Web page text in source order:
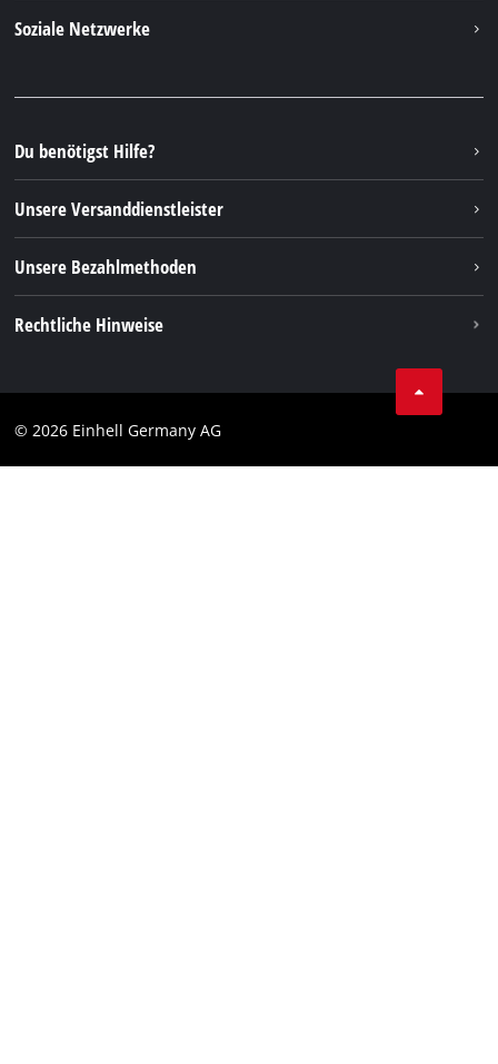
Nachhaltigkeit
FAQs
Rücksendungen / Widerruf
Verpackungsrichtlinien
Hinweise zur Batterieentsorgung
Vertrag widerrufen
Soziale Netzwerke
Instagram
TikTok
Pinterest
Linkedin
Du benötigst Hilfe?
Unsere Versanddienstleister
Unsere Bezahlmethoden
Rechtliche Hinweise
Impressum
© 2026 Einhell Germany AG